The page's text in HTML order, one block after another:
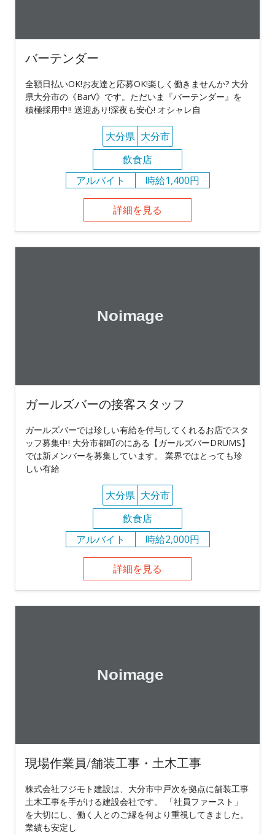
バーテンダー
全額日払いOK!お友達と応募OK!楽しく働きませんか? 大分
県大分市の《BarV》です。ただいま『バーテンダー』を
積極採用中!! 送迎あり!深夜も安心! オシャレ自
大分県 大分市
飲食店
アルバイト
時給1,400円
詳細を見る
ガールズバーの接客スタッフ
ガールズバーでは珍しい有給を付与してくれるお店でスタ
ッフ募集中! 大分市都町のにある【ガールズバーDRUMS】
では新メンバーを募集しています。 業界ではとっても珍
しい有給
大分県 大分市
飲食店
アルバイト
時給2,000円
詳細を見る
現場作業員/舗装工事・土木工事
株式会社フジモト建設は、大分市中戸次を拠点に舗装工事
土木工事を手がける建設会社です。 「社員ファースト」
を大切にし、働く人とのご縁を何より重視してきました。
業績も安定し